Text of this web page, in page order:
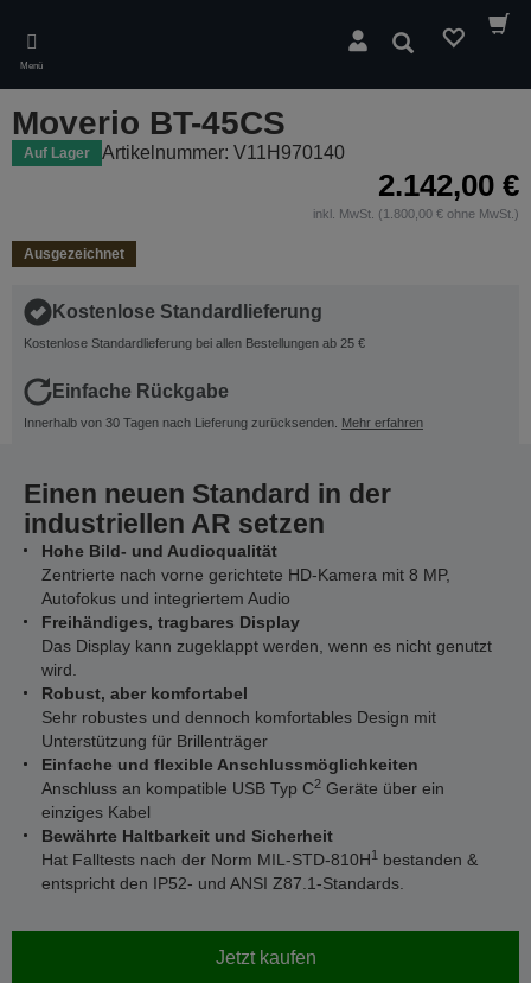
main
content
Menü
Suchen
Moverio BT-45CS
Auf Lager Artikelnummer: V11H970140
2.142,00 €
inkl. MwSt. (1.800,00 € ohne MwSt.)
Ausgezeichnet
Kostenlose Standardlieferung
Kostenlose Standardlieferung bei allen Bestellungen ab 25 €
Einfache Rückgabe
Innerhalb von 30 Tagen nach Lieferung zurücksenden. Mehr erfahren
Einen neuen Standard in der
industriellen AR setzen
Hohe Bild- und Audioqualität
Zentrierte nach vorne gerichtete HD-Kamera mit 8 MP,
Autofokus und integriertem Audio
Freihändiges, tragbares Display
Das Display kann zugeklappt werden, wenn es nicht genutzt
wird.
Robust, aber komfortabel
Sehr robustes und dennoch komfortables Design mit
Unterstützung für Brillenträger
Einfache und flexible Anschlussmöglichkeiten
Anschluss an kompatible USB Typ C2 Geräte über ein
einziges Kabel
Bewährte Haltbarkeit und Sicherheit
Hat Falltests nach der Norm MIL-STD-810H1 bestanden &
entspricht den IP52- und ANSI Z87.1-Standards.
Jetzt kaufen